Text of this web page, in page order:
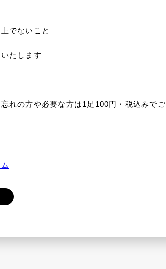
でないこと
たします
れの方や必要な方は1足100円・税込みでご